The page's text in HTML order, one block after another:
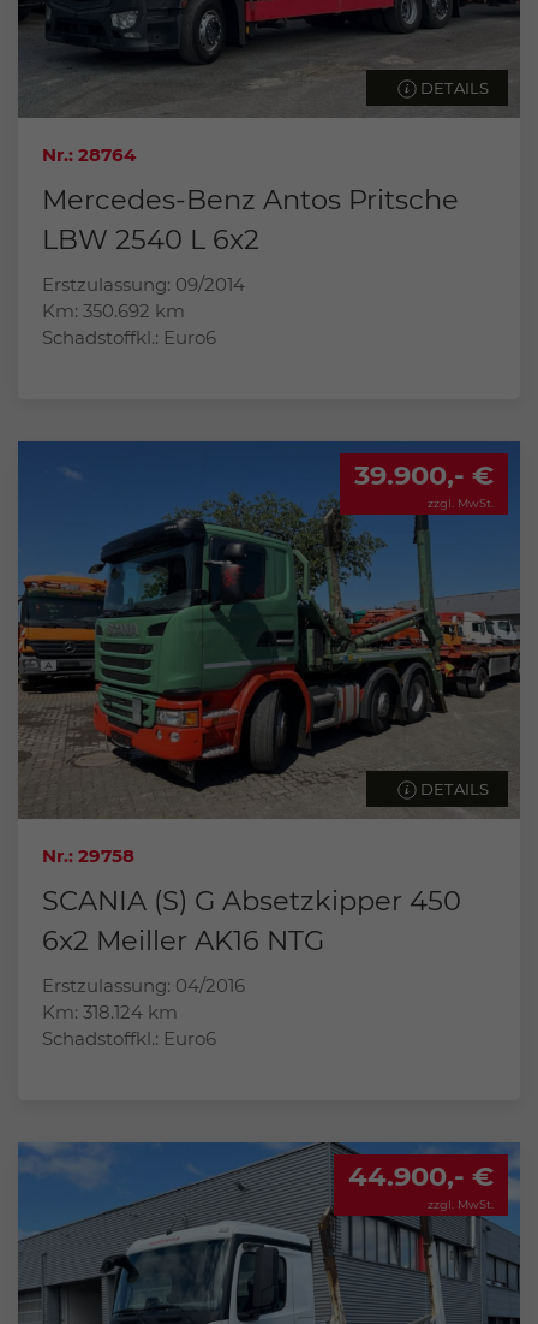
DETAILS
Nr.: 28764
Mercedes-Benz Antos Pritsche
LBW 2540 L 6x2
Erstzulassung: 09/2014
Km: 350.692 km
Schadstoffkl.: Euro6
39.900,- €
zzgl. MwSt.
DETAILS
Nr.: 29758
SCANIA (S) G Absetzkipper 450
6x2 Meiller AK16 NTG
Erstzulassung: 04/2016
Km: 318.124 km
Schadstoffkl.: Euro6
44.900,- €
zzgl. MwSt.